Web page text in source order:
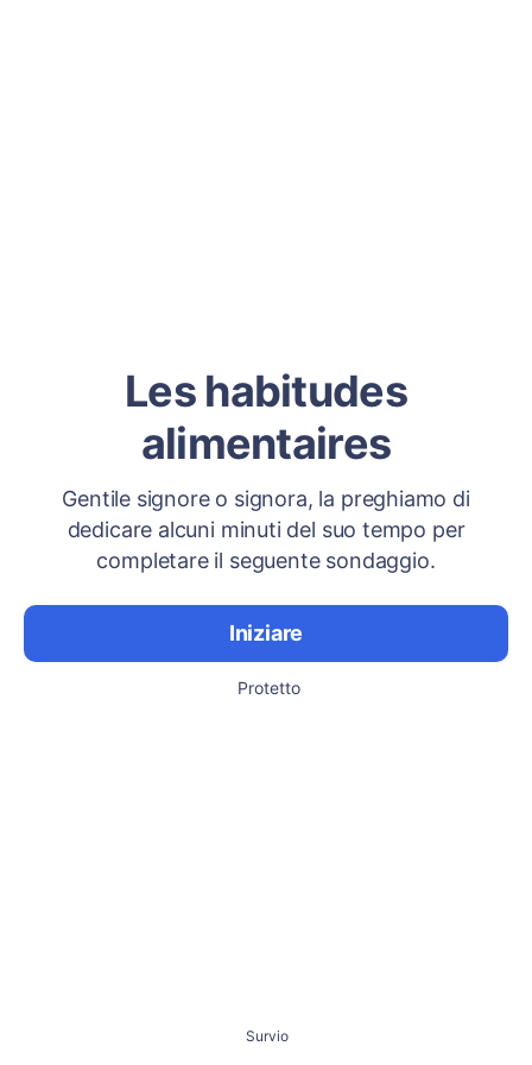
Les habitudes
alimentaires
Gentile signore o signora, la preghiamo di
dedicare alcuni minuti del suo tempo per
completare il seguente sondaggio.
Iniziare
Protetto
Survio